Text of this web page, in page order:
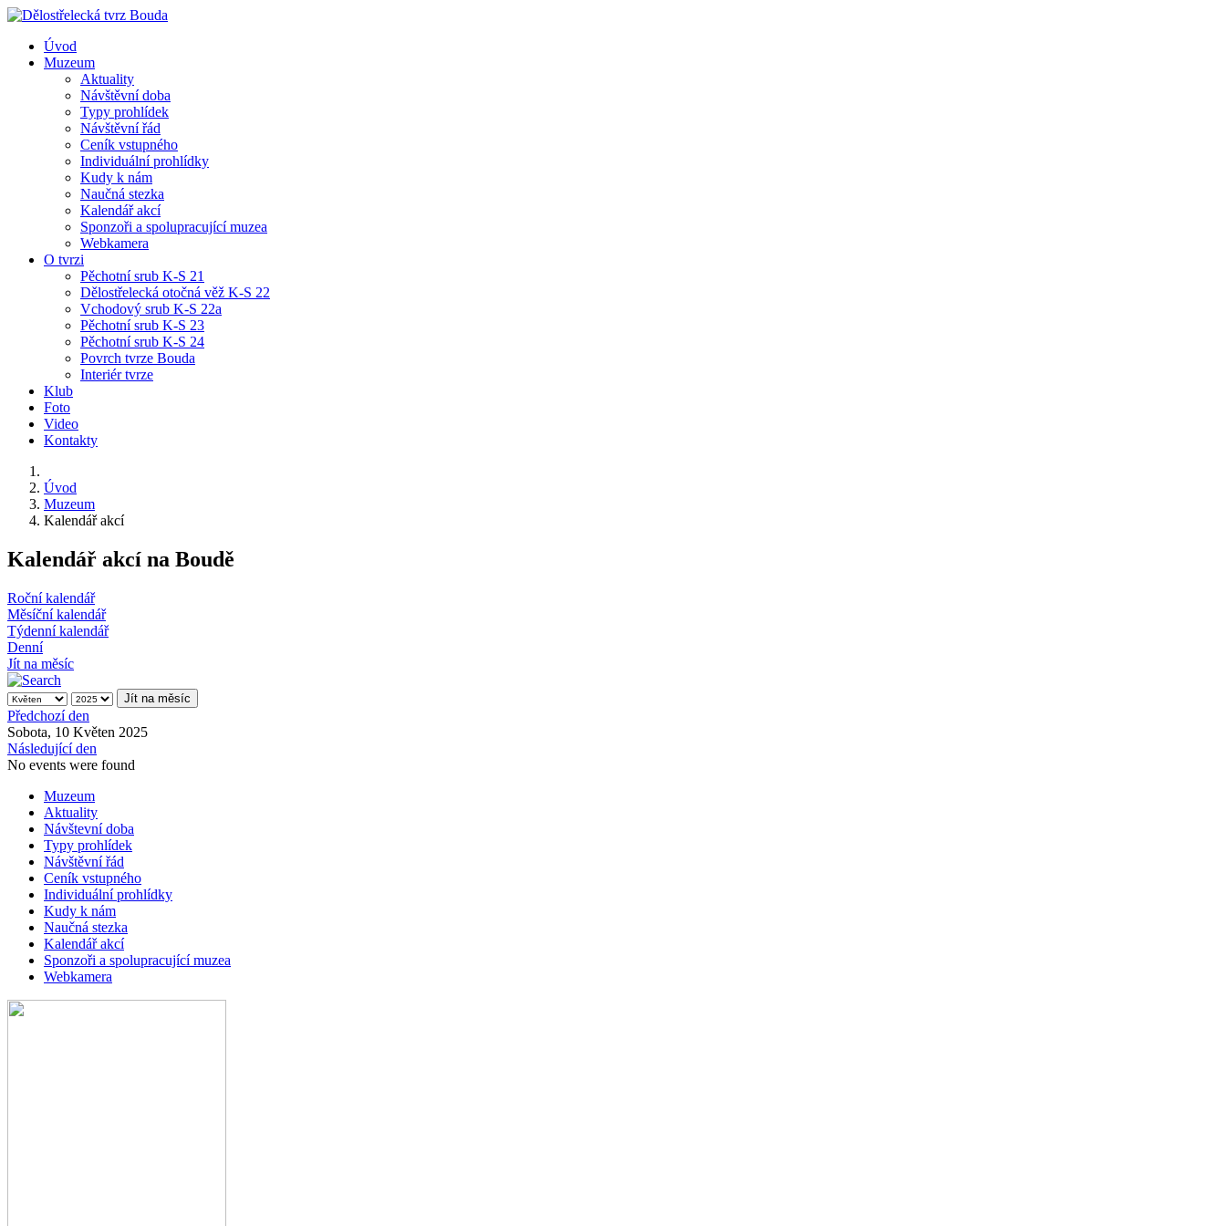
Úvod
Muzeum
Aktuality
Návštěvní doba
Typy prohlídek
Návštěvní řád
Ceník vstupného
Individuální prohlídky
Kudy k nám
Naučná stezka
Kalendář akcí
Sponzoři a spolupracující muzea
Webkamera
O tvrzi
Pěchotní srub K-S 21
Dělostřelecká otočná věž K-S 22
Vchodový srub K-S 22a
Pěchotní srub K-S 23
Pěchotní srub K-S 24
Povrch tvrze Bouda
Interiér tvrze
Klub
Foto
Video
Kontakty
Úvod
Muzeum
Kalendář akcí
Kalendář akcí na Boudě
Roční kalendář
Měsíční kalendář
Týdenní kalendář
Denní
Jít na měsíc
Jít na měsíc
Předchozí den
Sobota, 10 Květen 2025
Následující den
No events were found
Muzeum
Aktuality
Návštevní doba
Typy prohlídek
Návštěvní řád
Ceník vstupného
Individuální prohlídky
Kudy k nám
Naučná stezka
Kalendář akcí
Sponzoři a spolupracující muzea
Webkamera